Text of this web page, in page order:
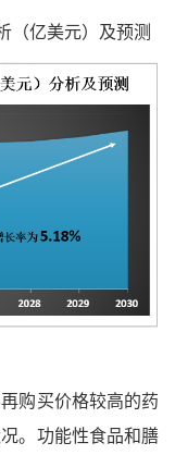
（亿美元）及预测
购买价格较高的药
。功能性食品和膳